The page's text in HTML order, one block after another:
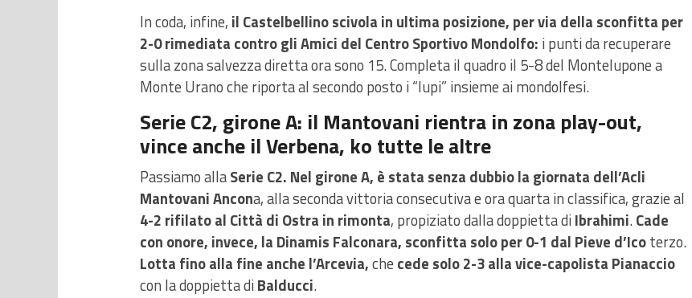
In coda, infine, il Castelbellino scivola in ultima posizione, per via della sconfitta per
2-0 rimediata contro gli Amici del Centro Sportivo Mondolfo: i punti da recuperare
sulla zona salvezza diretta ora sono 15. Completa il quadro il 5-8 del Montelupone a
Monte Urano che riporta al secondo posto i “lupi” insieme ai mondolfesi.
Serie C2, girone A: il Mantovani rientra in zona play-out,
vince anche il Verbena, ko tutte le altre
Passiamo allaSerie C2. Nel girone A, è stata senza dubbio la giornata dell’Acli
Mantovani Ancona, alla seconda vittoria consecutiva e ora quarta in classifica, grazie al
4-2 rifilato al Città di Ostra in rimonta, propiziato dalla doppietta diIbrahimi.Cade
con onore, invece, la Dinamis Falconara, sconfitta solo per 0-1 dal Pieve d’Icoterzo.
Lotta fino alla fine anche l’Arcevia,che cede solo 2-3 alla vice-capolista Pianaccio
con la doppietta diBalducci.